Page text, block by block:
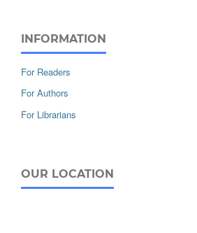
INFORMATION
For Readers
For Authors
For Librarians
OUR LOCATION